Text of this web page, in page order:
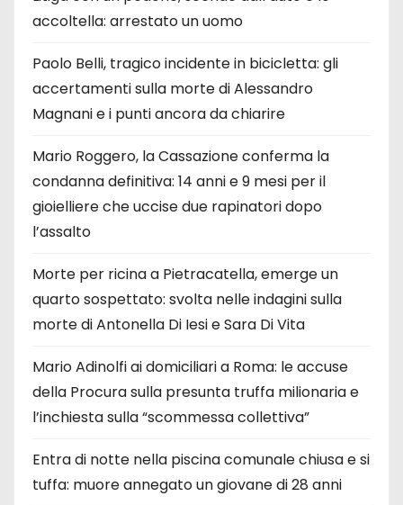
accoltella: arrestato un uomo
Paolo Belli, tragico incidente in bicicletta: gli
accertamenti sulla morte di Alessandro
Magnani e i punti ancora da chiarire
Mario Roggero, la Cassazione conferma la
condanna definitiva: 14 anni e 9 mesi per il
gioielliere che uccise due rapinatori dopo
l’assalto
Morte per ricina a Pietracatella, emerge un
quarto sospettato: svolta nelle indagini sulla
morte di Antonella Di Iesi e Sara Di Vita
Mario Adinolfi ai domiciliari a Roma: le accuse
della Procura sulla presunta truffa milionaria e
l’inchiesta sulla “scommessa collettiva”
Entra di notte nella piscina comunale chiusa e si
tuffa: muore annegato un giovane di 28 anni